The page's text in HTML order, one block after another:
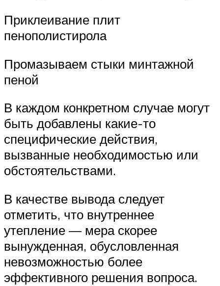
Приклеивание плит
пенополистирола
Промазываем стыки минтажной
пеной
В каждом конкретном случае могут
быть добавлены какие-то
специфические действия,
вызванные необходимостью или
обстоятельствами.
В качестве вывода следует
отметить, что внутреннее
утепление — мера скорее
вынужденная, обусловленная
невозможностью более
эффективного решения вопроса.